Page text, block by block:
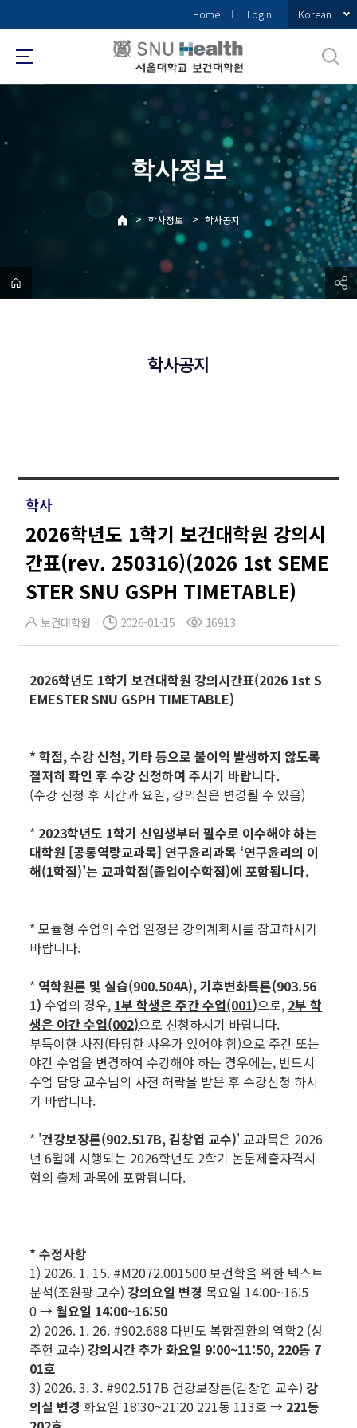
로
메
Home Login Korean
학사정보
> 학사정보 > 학사공지
학사공지
학사
2026학년도 1학기 보건대학원 강의시
간표(rev. 250316)(2026 1st SEME
STER SNU GSPH TIMETABLE)
보건대학원 2026-01-15 16913
2026학년도 1학기 보건대학원 강의시간표(2026 1st S
EMESTER SNU GSPH TIMETABLE)
* 학점, 수강 신청, 기타 등으로 불이익 발생하지 않도록
철저히 확인 후 수강 신청하여 주시기 바랍니다.
(수강 신청 후 시간과 요일, 강의실은 변경될 수 있음)
* 2023학년도 1학기 신입생부터 필수로 이수해야 하는
대학원 [공통역량교과목] 연구윤리과목 ‘연구윤리의 이
해(1학점)’는 교과학점(졸업이수학점)에 포함됩니다.
* 모듈형 수업의 수업 일정은 강의계획서를 참고하시기
바랍니다.
* 역학원론 및 실습(900.504A), 기후변화특론(903.56
1) 수업의 경우, 1부 학생은 주간 수업(001)으로, 2부 학
생은 야간 수업(002)으로 신청하시기 바랍니다.
부득이한 사정(타당한 사유가 있어야 함)으로 주간 또는
야간 수업을 변경하여 수강해야 하는 경우에는, 반드시
수업 담당 교수님의 사전 허락을 받은 후 수강신청 하시
기 바랍니다.
* '건강보장론(902.517B, 김창엽 교수)' 교과목은 2026
년 6월에 시행되는 2026학년도 2학기 논문제출자격시
험의 출제 과목에 포함됩니다.
* 수정사항
1) 2026. 1. 15. #M2072.001500 보건학을 위한 텍스트
분석(조원광 교수) 강의요일 변경 목요일 14:00~16:5
0 → 월요일 14:00~16:50
2) 2026. 1. 26. #902.688 다빈도 복합질환의 역학2 (성
주헌 교수) 강의시간 추가 화요일 9:00~11:50, 220동 7
01호
3) 2026. 3. 3. #902.517B 건강보장론(김창엽 교수) 강
의실 변경 화요일 18:30~21:20 221동 113호 → 221동